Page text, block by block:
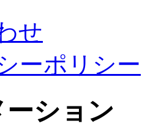
せ
ーポリシー
ション